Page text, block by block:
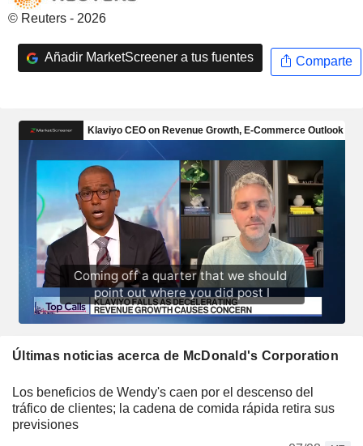
© Reuters - 2026
Añadir MarketScreener a tus fuentes Comparte
Últimas noticias acerca de McDonald's Corporation
Los beneficios de Wendy's caen por el descenso del
tráfico de clientes; la cadena de comida rápida retira sus
previsiones